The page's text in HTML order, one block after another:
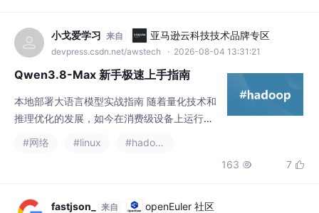
现，为研究人口与社会发展关系提供了直观的
数据支持，展示了大数据技术在Web应用中的
小戈爱学习 来自 亚马逊云科技技术品牌专区
devpress.csdn.net/awstech · 2026-08-04 13:31:21
Qwen3.8-Max 新手极速上手指南
本地部署大语言模型实战指南 随着量化技术和
推理优化的发展，如今在消费级设备上运行高
详细介绍了GPU/CPU不同配置下的依赖安装方
#网络 #linux
#hadoop
163  7 
fastjson_ 来自 openEuler 社区